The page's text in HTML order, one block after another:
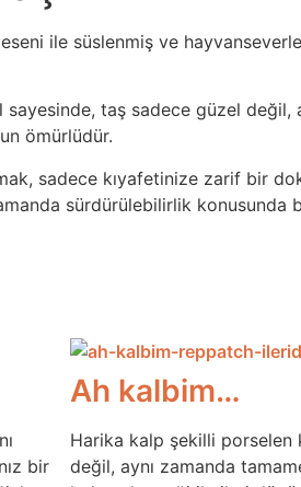
ile süslenmiş ve
taş sadece güzel değil,
ömürlüdür.
sadece kıyafetinize zarif bir
sürdürülebilirlik konusunda
bir
Ah kalbim…
Harika kalp şekilli porselen
değil, aynı zamanda